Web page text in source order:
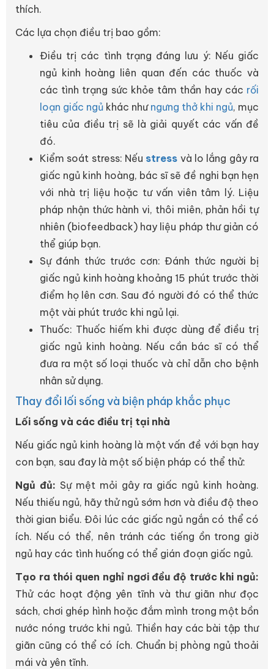
thích.
Các lựa chọn điều trị bao gồm:
Điều trị các tình trạng đáng lưu ý: Nếu giấc
ngủ kinh hoàng liên quan đến các thuốc và
các tình trạng sức khỏe tâm thần hay các rối
loạn giấc ngủ khác như ngưng thở khi ngủ, mục
tiêu của điều trị sẽ là giải quyết các vấn đề
đó.
Kiểm soát stress: Nếu stress và lo lắng gây ra
giấc ngủ kinh hoàng, bác sĩ sẽ đề nghi bạn hẹn
với nhà trị liệu hoặc tư vấn viên tâm lý. Liệu
pháp nhận thức hành vi, thôi miên, phản hồi tự
nhiên (biofeedback) hay liệu pháp thư giản có
thể giúp bạn.
Sự đánh thức trước cơn: Đánh thức người bị
giấc ngủ kinh hoàng khoảng 15 phút trước thời
điểm họ lên cơn. Sau đó người đó có thể thức
một vài phút trước khi ngủ lại.
Thuốc: Thuốc hiếm khi được dùng để điều trị
giấc ngủ kinh hoàng. Nếu cần bác sĩ có thể
đưa ra một số loại thuốc và chỉ dẫn cho bệnh
nhân sử dụng.
Thay đổi lối sống và biện pháp khắc phục
Lối sống và các điều trị tại nhà
Nếu giấc ngủ kinh hoàng là một vấn đề với bạn hay
con bạn, sau đay là một số biện pháp có thể thử:
Ngủ đủ: Sự mệt mỏi gây ra giấc ngủ kinh hoàng.
Nếu thiếu ngủ, hãy thử ngủ sớm hơn và điều độ theo
thời gian biểu. Đôi lúc các giấc ngủ ngắn có thể có
ích. Nếu có thể, nên tránh các tiếng ồn trong giờ
ngủ hay các tình huống có thể gián đoạn giấc ngủ.
Tạo ra thói quen nghỉ ngơi đều độ trước khi ngủ:
Thử các hoạt động yên tĩnh và thư giãn như đọc
sách, chơi ghép hình hoặc đắm mình trong một bồn
nước nóng trước khi ngủ. Thiền hay các bài tập thư
giãn cũng có thể có ích. Chuẩn bị phòng ngủ thoải
mái và yên tĩnh.